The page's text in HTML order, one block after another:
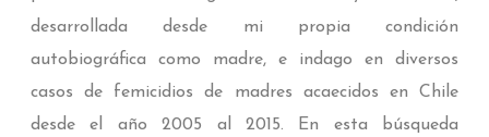
desarrollada desde mi propia condición
autobiográfica como madre, e indago en diversos
casos de femicidios de madres acaecidos en Chile
desde el año 2005 al 2015. En esta búsqueda